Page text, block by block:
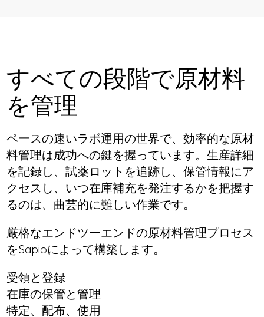
すべての段階で原材料
を管理
ペースの速いラボ運用の世界で、効率的な原材
料管理は成功への鍵を握っています。生産詳細
を記録し、試薬ロットを追跡し、保管情報にア
クセスし、いつ在庫補充を発注するかを把握す
るのは、曲芸的に難しい作業です。
厳格なエンドツーエンドの原材料管理プロセス
をSapioによって構築します。
受領と登録
在庫の保管と管理
特定、配布、使用